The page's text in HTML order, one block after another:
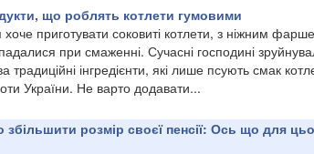
що роблять котлети гумовими
приготувати соковиті котлети, з ніжним
при смаженні. Сучасні господині
традиційні інгредієнти, які лише псують смак
України. Не варто додавати...
збільшити розмір своєї пенсії: Ось що для